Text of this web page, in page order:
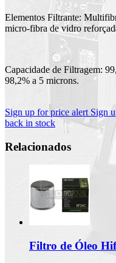
Elementos Filtrante:
micro-fibra de vidro
Capacidade de Filtragem:
98,2% a 5 microns.
Sign up for price alert Sign
back in stock
Relacionados
Filtro de Óleo